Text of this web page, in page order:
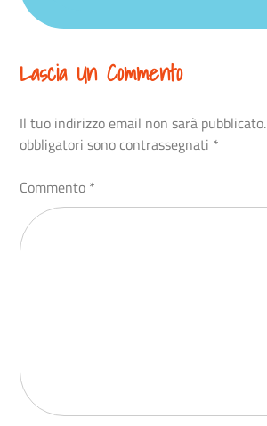
Lascia Un Commento
Il tuo indirizzo email non sarà pubblicato.
obbligatori sono contrassegnati *
Commento *